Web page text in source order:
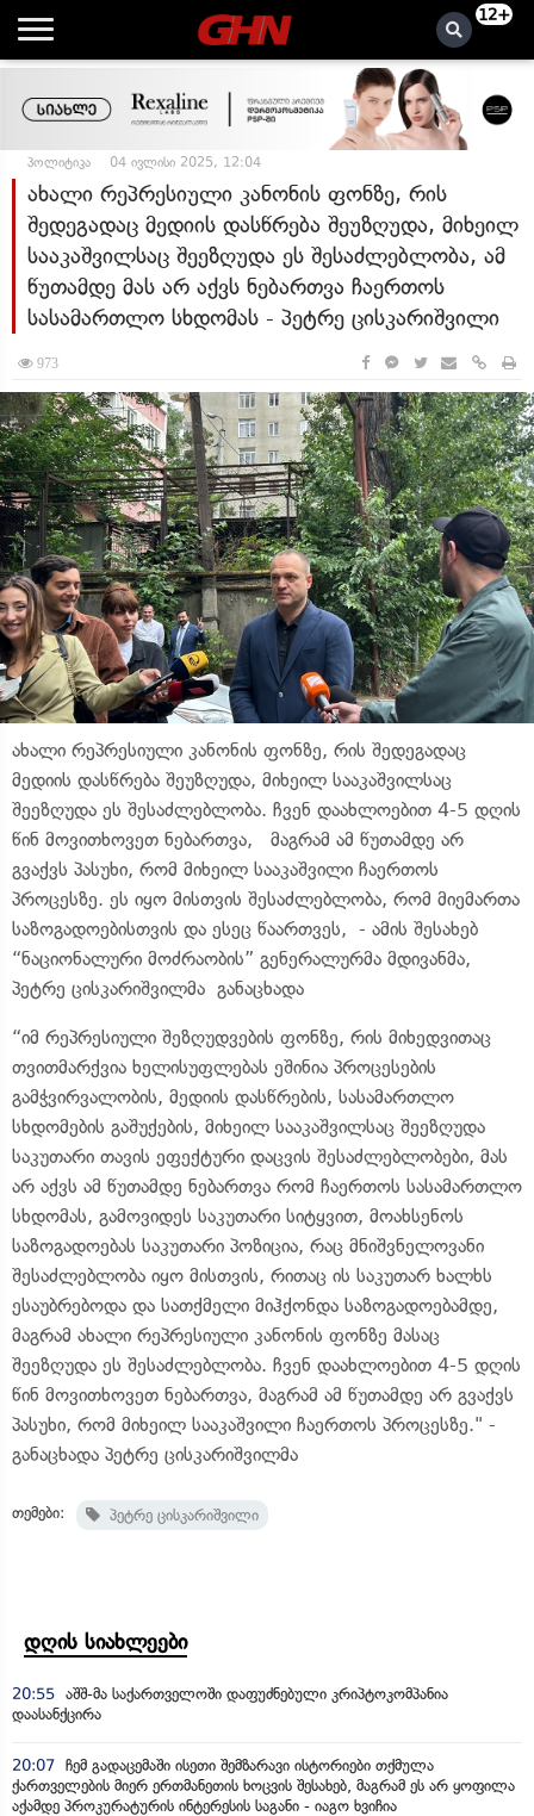
12+
პოლიტიკა 04 ივლისი 2025, 12:04
ახალი რეპრესიული კანონის ფონზე, რის
შედეგადაც მედიის დასწრება შეუზღუდა, მიხეილ
სააკაშვილსაც შეეზღუდა ეს შესაძლებლობა, ამ
წუთამდე მას არ აქვს ნებართვა ჩაერთოს
სასამართლო სხდომას - პეტრე ცისკარიშვილი
973
ახალი რეპრესიული კანონის ფონზე, რის შედეგადაც
მედიის დასწრება შეუზღუდა, მიხეილ სააკაშვილსაც
შეეზღუდა ეს შესაძლებლობა. ჩვენ დაახლოებით 4-5 დღის
წინ მოვითხოვეთ ნებართვა, მაგრამ ამ წუთამდე არ
გვაქვს პასუხი, რომ მიხეილ სააკაშვილი ჩაერთოს
პროცესზე. ეს იყო მისთვის შესაძლებლობა, რომ მიემართა
საზოგადოებისთვის და ესეც წაართვეს, - ამის შესახებ
“ნაციონალური მოძრაობის” გენერალურმა მდივანმა,
პეტრე ცისკარიშვილმა განაცხადა
“იმ რეპრესიული შეზღუდვების ფონზე, რის მიხედვითაც
თვითმარქვია ხელისუფლებას ეშინია პროცესების
გამჭვირვალობის, მედიის დასწრების, სასამართლო
სხდომების გაშუქების, მიხეილ სააკაშვილსაც შეეზღუდა
საკუთარი თავის ეფექტური დაცვის შესაძლებლობები, მას
არ აქვს ამ წუთამდე ნებართვა რომ ჩაერთოს სასამართლო
სხდომას, გამოვიდეს საკუთარი სიტყვით, მოახსენოს
საზოგადოებას საკუთარი პოზიცია, რაც მნიშვნელოვანი
შესაძლებლობა იყო მისთვის, რითაც ის საკუთარ ხალხს
ესაუბრებოდა და სათქმელი მიჰქონდა საზოგადოებამდე,
მაგრამ ახალი რეპრესიული კანონის ფონზე მასაც
შეეზღუდა ეს შესაძლებლობა. ჩვენ დაახლოებით 4-5 დღის
წინ მოვითხოვეთ ნებართვა, მაგრამ ამ წუთამდე არ გვაქვს
პასუხი, რომ მიხეილ სააკაშვილი ჩაერთოს პროცესზე." -
განაცხადა პეტრე ცისკარიშვილმა
თემები: პეტრე ცისკარიშვილი
დღის სიახლეები
20:55 აშშ-მა საქართველოში დაფუძნებული კრიპტოკომპანია
დაასანქცირა
20:07 ჩემ გადაცემაში ისეთი შემზარავი ისტორიები თქმულა
ქართველების მიერ ერთმანეთის ხოცვის შესახებ, მაგრამ ეს არ ყოფილა
აქამდე პროკურატურის ინტერესის საგანი - იაგო ხვიჩია